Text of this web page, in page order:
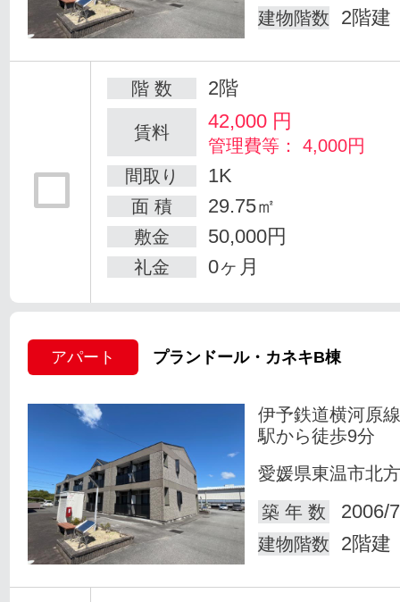
建物階数 2階建
階 数 2階
賃料 42,000 円
管理費等： 4,000円
間取り
1K
面 積 29.75㎡
敷金 50,000円
礼金 0ヶ月
アパート プランドール・カネキB棟
伊予鉄道横河原
駅から徒歩9分
愛媛県東温市北方
築 年 数
2006/
建物階数 2階建